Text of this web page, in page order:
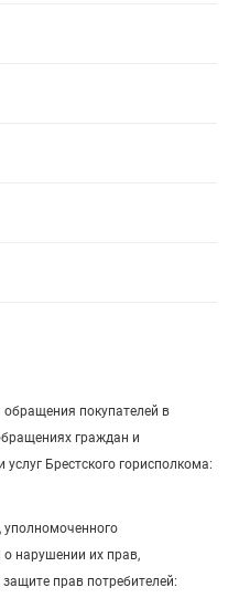
покупателей в
граждан и
Брестского горисполкома:
уполномоченного
нарушении их прав,
прав потребителей: